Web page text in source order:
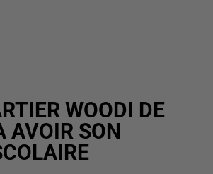
WOODI DE
AVOIR SON